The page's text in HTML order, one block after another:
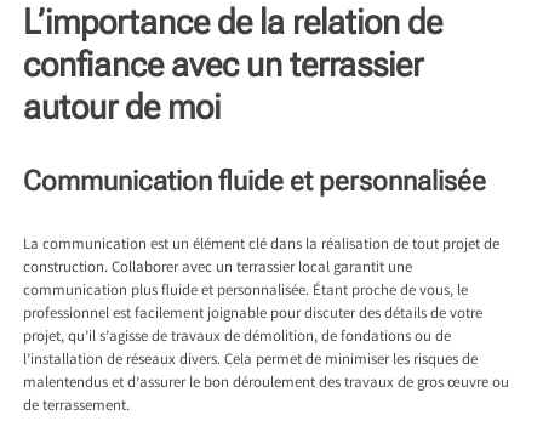
L’importance de la relation de
confiance avec un terrassier
autour de moi
Communication fluide et personnalisée
La communication est un élément clé dans la réalisation de tout projet de
construction. Collaborer avec un terrassier local garantit une
communication plus fluide et personnalisée. Étant proche de vous, le
professionnel est facilement joignable pour discuter des détails de votre
projet, qu’il s’agisse de travaux de démolition, de fondations ou de
l’installation de réseaux divers. Cela permet de minimiser les risques de
malentendus et d’assurer le bon déroulement des travaux de gros œuvre ou
de terrassement.